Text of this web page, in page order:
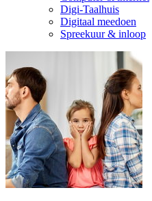
Digi-Taalhuis
Digitaal meedoen
Spreekuur & inloop